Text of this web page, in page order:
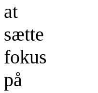
at
sætte
fokus
på